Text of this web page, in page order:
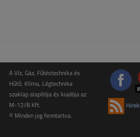
A Víz, Gáz, Fűtéstechnika és
Hűtő, Klíma, Légtechnika
szaklap alapítója és kiadója az
M-12/B Kft.
© Minden jog fenntartva.
Hírek